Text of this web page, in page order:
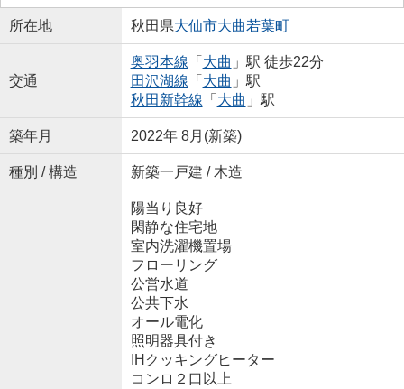
所在地 秋田県大仙市大曲若葉町
交通
奥羽本線 「 大曲 」駅 徒歩22分
田沢湖線 「 大曲 」駅
秋田新幹線 「 大曲 」駅
築年月 2022年 8月(新築)
種別 / 構造 新築一戸建 / 木造
陽当り良好
閑静な住宅地
室内洗濯機置場
フローリング
公営水道
公共下水
オール電化
照明器具付き
IHクッキングヒーター
コンロ２口以上